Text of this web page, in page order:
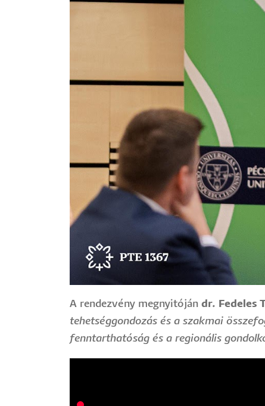
A rendezvény megnyitóján dr. Fedeles
tehetséggondozás és a szakmai
fenntarthatóság és a regionális